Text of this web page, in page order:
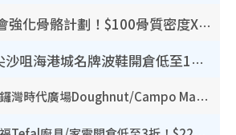
港大推賽馬會強化骨骼計劃！$100骨質密度X光檢查 完成免費運動訓練送超市禮券！附參加資格
開倉優惠 | 尖沙咀海港城名牌波鞋開倉低至1折！On鞋$899起／Joy&Peace鞋履$98起
開倉優惠｜銅鑼灣時代廣場Doughnut/Campo Marzio開倉低至1折！背囊、書包、手袋劈價$200起